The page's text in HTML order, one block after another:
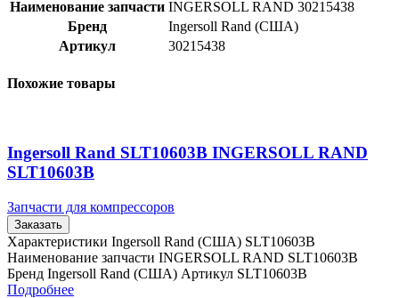
Наименование запчасти INGERSOLL RAND 30215438
Бренд
Ingersoll Rand (США)
Артикул
30215438
Похожие товары
Ingersoll Rand SLT10603B INGERSOLL RAND
SLT10603B
Запчасти для компрессоров
Заказать
Характеристики Ingersoll Rand (США) SLT10603B
Наименование запчасти INGERSOLL RAND SLT10603B
Бренд Ingersoll Rand (США) Артикул SLT10603B
Подробнее